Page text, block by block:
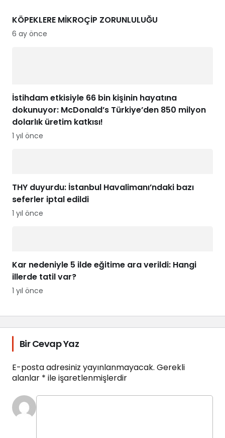
KÖPEKLERE MİKROÇİP ZORUNLULUĞU
6 ay önce
İstihdam etkisiyle 66 bin kişinin hayatına
dokunuyor: McDonald’s Türkiye’den 850 milyon
dolarlık üretim katkısı!
1 yıl önce
THY duyurdu: İstanbul Havalimanı’ndaki bazı
seferler iptal edildi
1 yıl önce
Kar nedeniyle 5 ilde eğitime ara verildi: Hangi
illerde tatil var?
1 yıl önce
Bir Cevap Yaz
E-posta adresiniz yayınlanmayacak. Gerekli
alanlar * ile işaretlenmişlerdir